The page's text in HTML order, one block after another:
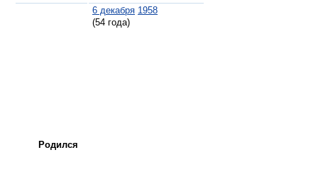
Родился
6 декабря 1958
(54 года)